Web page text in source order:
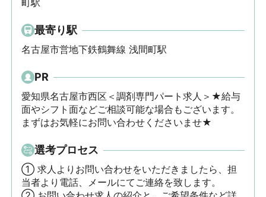
町駅
最寄り駅
名古屋市営地下鉄鶴舞線 浅間町駅
PR
愛知県名古屋市西区＜調剤専門パート求人＞★給与
面やシフト面などご相談可能な場合もございます。
まずはお気軽にお問い合わせくださいませ★
選考プロセス
① 求人よりお問い合わせをいただきましたら、担
当者より電話、メールにてご連絡を致します。